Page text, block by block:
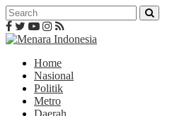
Home
Nasional
Politik
Metro
Daerah